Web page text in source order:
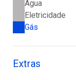
Água
Eletricidade
Gás
Extras